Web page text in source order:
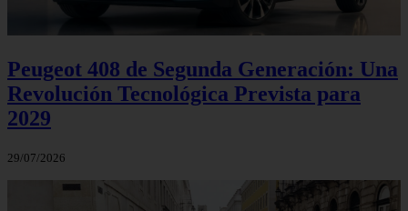
Peugeot 408 de Segunda Generación: Una
Revolución Tecnológica Prevista para
2029
29/07/2026